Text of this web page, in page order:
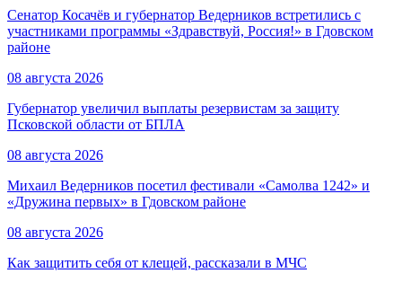
Сенатор Косачёв и губернатор Ведерников встретились с
участниками программы «Здравствуй, Россия!» в Гдовском
районе
08 августа 2026
Губернатор увеличил выплаты резервистам за защиту
Псковской области от БПЛА
08 августа 2026
Михаил Ведерников посетил фестивали «Самолва 1242» и
«Дружина первых» в Гдовском районе
08 августа 2026
Как защитить себя от клещей, рассказали в МЧС